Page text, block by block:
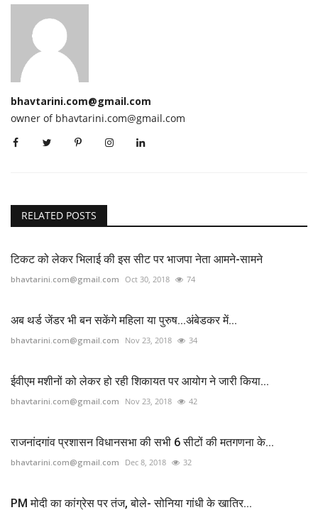
bhavtarini.com@gmail.com
owner of bhavtarini.com@gmail.com
RELATED POSTS
टिकट को लेकर भिलाई की इस सीट पर भाजपा नेता आमने-सामने
bhavtarini.com@gmail.com Oct 30, 2018 74
अब थर्ड जेंडर भी बन सकेंगे महिला या पुरुष...अंबेडकर में...
bhavtarini.com@gmail.com Nov 23, 2018 34
ईवीएम मशीनों को लेकर हो रही शिकायत पर आयोग ने जारी किया...
bhavtarini.com@gmail.com Nov 23, 2018 42
राजनांदगांव प्रशासन विधानसभा की सभी 6 सीटों की मतगणना के...
bhavtarini.com@gmail.com Dec 8, 2018 32
PM मोदी का कांग्रेस पर तंज, बोले- सोनिया गांधी के खातिर...